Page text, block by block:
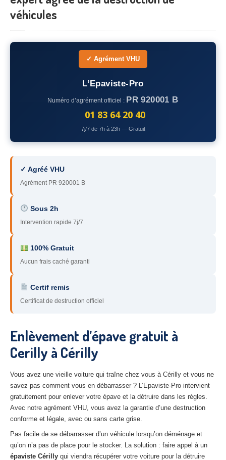
Epaviste
Rachatvoiture accidentée
– Seine-et-Marne
– Yvelines
92– Hauts-de-Seine
93 – Seine-Saint-Denis
94– Val-de-Marne
95 – Val d’Oise
– Essonne
89 – Yonne
51 – Marne
– Eure-et-Loir
27 – Eure
– Aube
02– Aisne
Tousles secteurs
CENTRE VHU AGRÉE
Centreagréé VHU Paris 75 : casse auto avec destruction
véhicules
✓ Agrément VHU
L’Epaviste-Pro
Numéro d’agrément officiel : PR 920001 B
01 83 64 20 40
7j/7 de 7h à 23h — Gratuit
✓ Agréé VHU
Agrément PR 920001 B
Sous 2h
Intervention rapide 7j/7
100% Gratuit
Aucun frais caché garanti
Certif remis
Certificat de destruction officiel
Enlèvement d’épave gratuit à
Cerilly à Cérilly
Vous avez une vieille voiture qui traîne chez vous à Cérilly et vous ne
savez pas comment vous en débarrasser ? L’Epaviste-Pro intervient
gratuitement pour enlever votre épave et la détruire dans les règles.
Avec notre agrément VHU, vous avez la garantie d’une destruction
conforme et légale, avec ou sans carte grise.
Pas facile de se débarrasser d’un véhicule lorsqu’on déménage et
qu’on n’a pas de place pour le stocker. La solution : faire appel à un
épaviste Cérilly qui viendra récupérer votre voiture pour la détruire